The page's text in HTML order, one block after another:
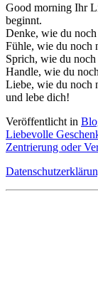
Good morning Ihr
beginnt.
Denke, wie du noch
Fühle, wie du noch
Sprich, wie du noch
Handle, wie du
Liebe, wie du noch
und lebe dich!
Veröffentlicht in
Liebevolle
Zentrierung oder